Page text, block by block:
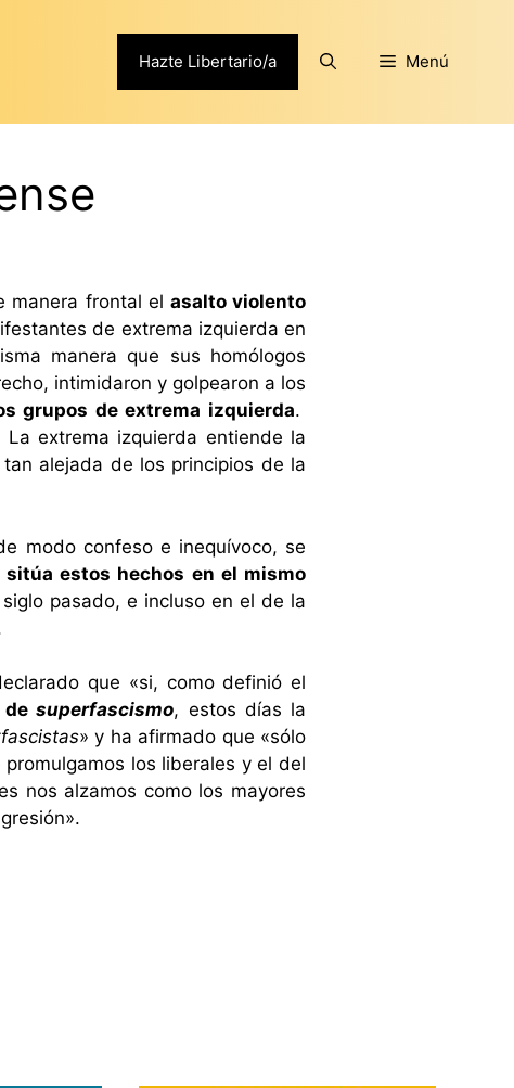
Hazte Libertario/a Menú
manera frontal el asalto violento
de extrema izquierda en
manera que sus homólogos
intimidaron y golpearon a los
grupos de extrema izquierda.
La extrema izquierda entiende la
alejada de los principios de la
modo confeso e inequívoco, se
sitúa estos hechos en el mismo
pasado, e incluso en el de la
que «si, como definió el
desuperfascismo, estos días la
» y ha afirmado que «sólo
promulgamos los liberales y el del
nos alzamos como los mayores